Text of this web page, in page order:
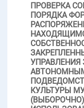
ПРОВЕРКА
ПОРЯДКА
УПРАВЛЕНИЯ
КУЛЬТУРЫ